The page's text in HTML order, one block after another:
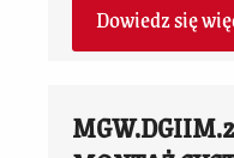
Dowiedz się